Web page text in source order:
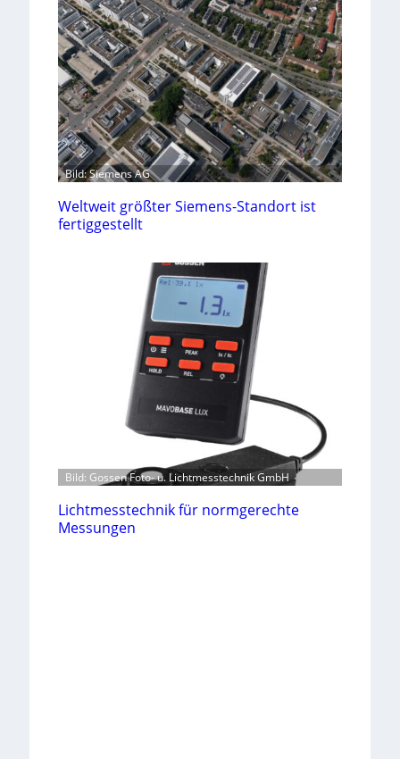
Bild: Siemens AG
Weltweit größter Siemens-Standort ist
fertiggestellt
Bild: Gossen Foto- u. Lichtmesstechnik GmbH
Lichtmesstechnik für normgerechte
Messungen